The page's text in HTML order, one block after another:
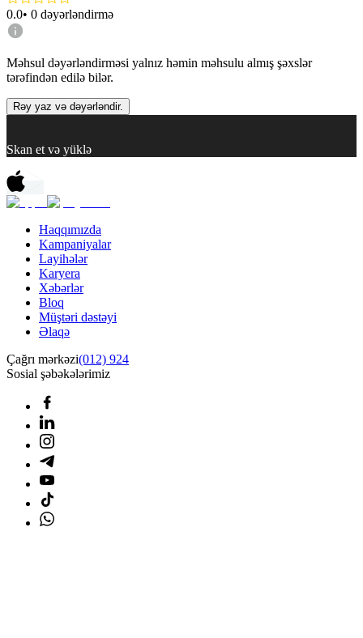
0.0• 0 dəyərləndirmə
Məhsul dəyərləndirməsi yalnız həmin məhsulu almış şəxslər
tərəfindən edilə bilər.
Rəy yaz və dəyərləndir.
Skan et və yüklə
Haqqımızda
Kampaniyalar
Layihələr
Karyera
Xəbərlər
Bloq
Müştəri dəstəyi
Əlaqə
Çağrı mərkəzi(012) 924
Sosial şəbəkələrimiz